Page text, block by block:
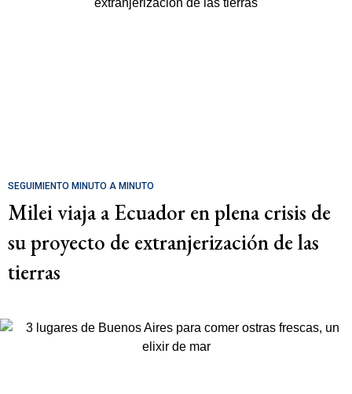
SEGUIMIENTO MINUTO A MINUTO
Milei viaja a Ecuador en plena crisis de
su proyecto de extranjerización de las
tierras